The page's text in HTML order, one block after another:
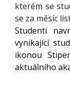
kterém se
se za měsíc
Studenti
vynikající
ikonou
aktuálního